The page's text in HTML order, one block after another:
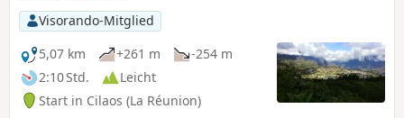
Visorando-Mitglied
5,07 km
+261 m
-254 m
2:10 Std.
Leicht
Start in Cilaos (La Réunion)